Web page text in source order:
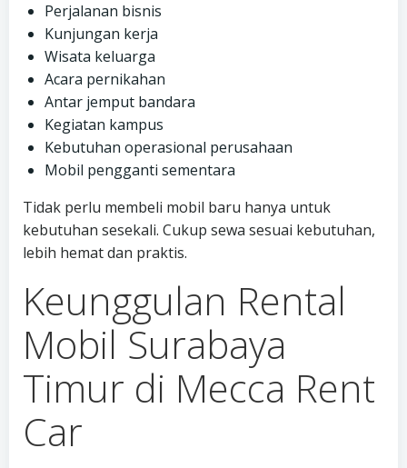
Perjalanan bisnis
Kunjungan kerja
Wisata keluarga
Acara pernikahan
Antar jemput bandara
Kegiatan kampus
Kebutuhan operasional perusahaan
Mobil pengganti sementara
Tidak perlu membeli mobil baru hanya untuk
kebutuhan sesekali. Cukup sewa sesuai kebutuhan,
lebih hemat dan praktis.
Keunggulan Rental
Mobil Surabaya
Timur di Mecca Rent
Car